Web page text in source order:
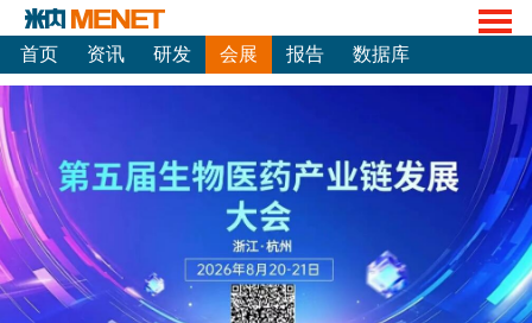
首页 资讯 研发 会展 报告 数据库